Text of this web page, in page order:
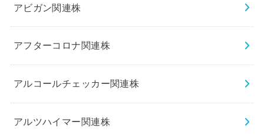
アビガン関連株
アフターコロナ関連株
アルコールチェッカー関連株
アルツハイマー関連株